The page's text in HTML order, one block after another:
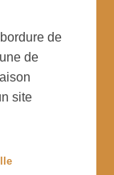
de
de
site